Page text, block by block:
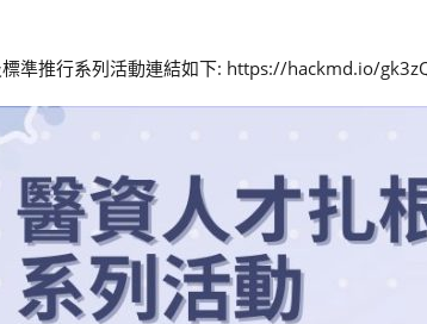
準推行系列活動連結如下: https://hackmd.io/